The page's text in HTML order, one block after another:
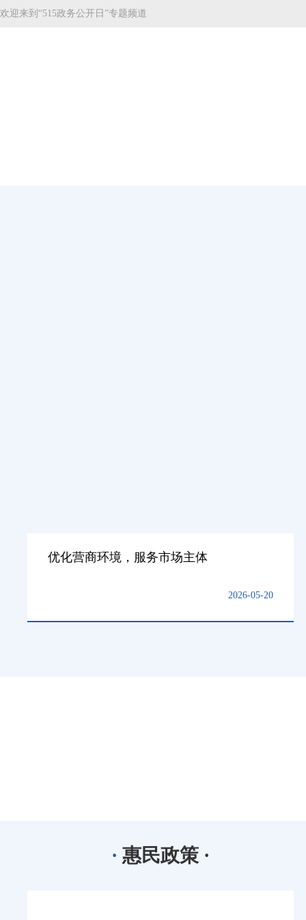
欢迎来到“515政务公开日”专题频道
优化营商环境，服务市场主体
2026-05-20
· 惠民政策 ·